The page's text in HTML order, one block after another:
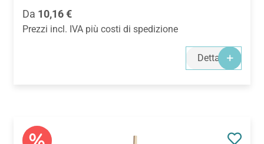
Prezzo normale:
Da 10,16 €
Prezzi incl. IVA più costi di spedizione
Dettagli